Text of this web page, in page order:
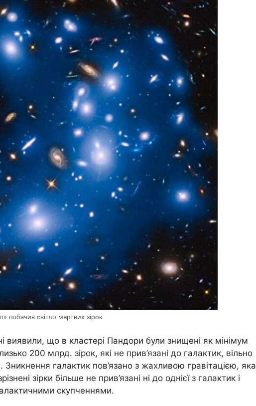
побачив світло мертвих зірок
виявили, що в кластері Пандори були знищені як мінімум
200 млрд. зірок, які не прив’язані до галактик, вільно
галактик пов’язано з жахливою гравітацією, яка
зірки більше не прив’язані ні до однієї з галактик і
скупченнями.